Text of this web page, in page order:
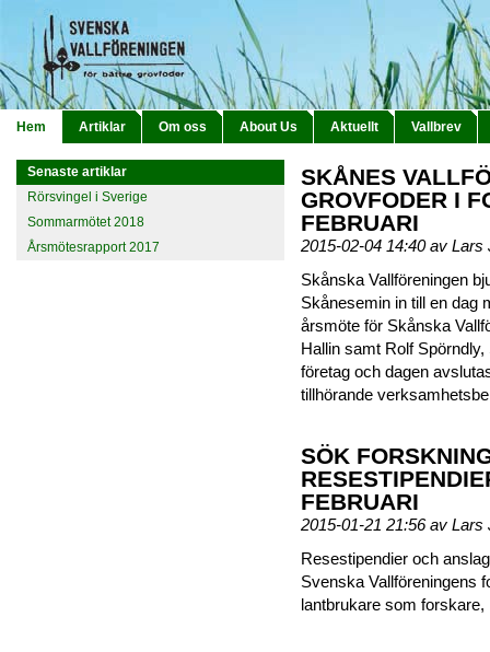
Hem Artiklar Om oss About Us Aktuellt Vallbrev
Senaste artiklar
Rörsvingel i Sverige
Sommarmötet 2018
Årsmötesrapport 2017
SKÅNES
GROVFODER I
FEBRUARI
2015-02-04 14:40 av
Skånska Vallföreningen
Skånesemin in till en dag
årsmöte för Skånska
Hallin samt Rolf
företag och dagen
tillhörande
SÖK
FEBRUARI
2015-01-21 21:56 av
Resestipendier och
Svenska Vallföreningens
lantbrukare som